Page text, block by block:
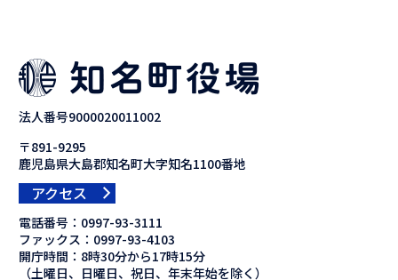
法人番号9000020011002
〒891-9295
鹿児島県大島郡知名町大字知名1100番地
アクセス
電話番号： 0997-93-3111
ファックス： 0997-93-4103
開庁時間：8時30分から17時15分
（土曜日、日曜日、祝日、年末年始を除く）